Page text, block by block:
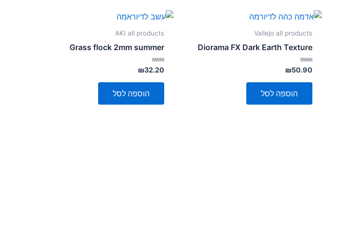
Vallejo all products
Diorama FX Dark Earth Texture
דורג
0
מתוך
₪50.90
הוספה לסל
AKI all products
Grass flock 2mm summer
דורג
0
מתוך
₪32.20
הוספה לסל